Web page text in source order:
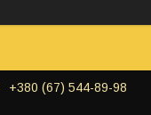
+380 (67) 544-89-98